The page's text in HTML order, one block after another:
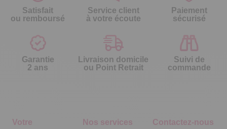
Satisfait
ou remboursé
Service client
à votre écoute
Paiement
sécurisé
Garantie
2 ans
Livraison domicile
ou Point Retrait
Suivi de
commande
Votre
Nos services Contactez-nous